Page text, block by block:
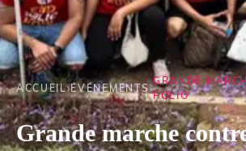
ACCUEIL›ÉVÉNEMENTS›
GRANDE
POLIO
Grande marche